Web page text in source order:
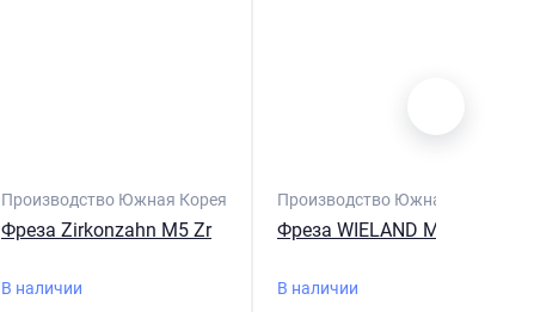
Производство Южная Корея
Фреза Zirkonzahn M5 Zr
В наличии
Производство Южная Корея
Фреза WIELAND MINI Zr
В наличии